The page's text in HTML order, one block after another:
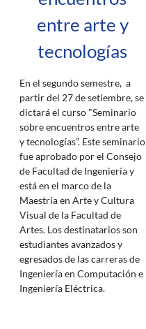
entre arte y
tecnologías
En el segundo semestre, a
partir del 27 de setiembre, se
dictará el curso "Seminario
sobre encuentros entre arte
y tecnologías”. Este seminario
fue aprobado por el Consejo
de Facultad de Ingeniería y
está en el marco de la
Maestría en Arte y Cultura
Visual de la Facultad de
Artes. Los destinatarios son
estudiantes avanzados y
egresados de las carreras de
Ingeniería en Computación e
Ingeniería Eléctrica.